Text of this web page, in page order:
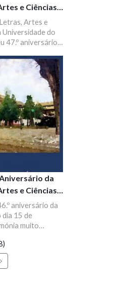
e Ciências
Artes e
Universidade do
47.º aniversário a
uma breve
Vítor Aguiar e
da
e Ciências
aniversário da
dia 15 de
muito
algumas
que
como uma